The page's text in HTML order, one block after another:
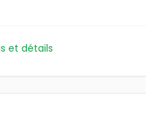
et détails